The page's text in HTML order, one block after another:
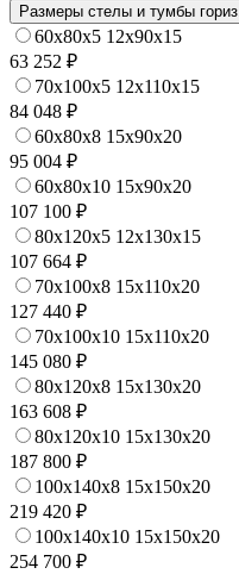
Размеры стелы и тумбы гориз.
60x80x5 12x90x15
63 252 ₽
70x100x5 12x110x15
84 048 ₽
60x80x8 15x90x20
95 004 ₽
60x80x10 15x90x20
107 100 ₽
80x120x5 12x130x15
107 664 ₽
70x100x8 15x110x20
127 440 ₽
70x100x10 15x110x20
145 080 ₽
80x120x8 15x130x20
163 608 ₽
80x120x10 15x130x20
187 800 ₽
100x140x8 15x150x20
219 420 ₽
100x140x10 15x150x20
254 700 ₽